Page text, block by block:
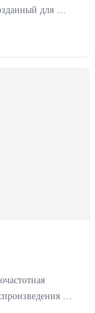
для …
…